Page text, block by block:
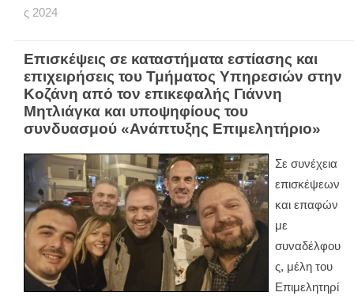
ς 2024
Επισκέψεις σε καταστήματα εστίασης και
επιχειρήσεις του Τμήματος Υπηρεσιών στην
Κοζάνη από τον επικεφαλής Γιάννη
Μητλιάγκα και υποψηφίους του
συνδυασμού «Ανάπτυξης Επιμελητήριο»
Σε συνέχεια
επισκέψεων
και επαφών
με
συναδέλφου
ς, μέλη του
Επιμελητηρί